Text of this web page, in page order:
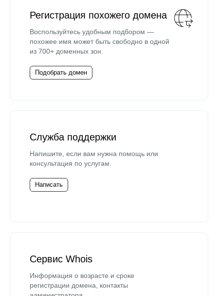
Регистрация похожего домена
Воспользуйтесь удобным подбором —
похожее имя может быть свободно в одной
из 700+ доменных зон.
Подобрать домен
Служба поддержки
Напишите, если вам нужна помощь или
консультация по услугам.
Написать
Сервис Whois
Информация о возрасте и сроке
регистрации домена, контакты